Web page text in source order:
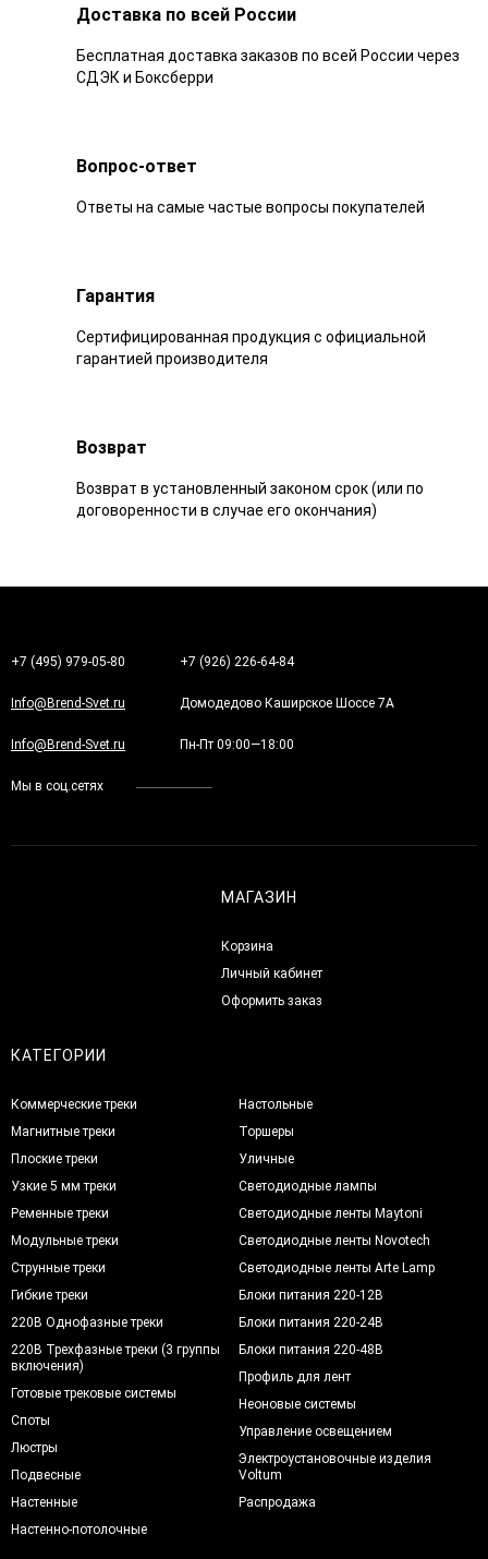
Доставка по всей России
Бесплатная доставка заказов по всей России через
СДЭК и Боксберри
Вопрос-ответ
Ответы на самые частые вопросы покупателей
Гарантия
Сертифицированная продукция с официальной
гарантией производителя
Возврат
Возврат в установленный законом срок (или по
договоренности в случае его окончания)
+7 (495) 979-05-80 +7 (926) 226-64-84
Info@Brend-Svet.ru Домодедово Каширское Шоссе 7А
Info@Brend-Svet.ru Пн-Пт 09:00—18:00
Мы в соц.сетях
МАГАЗИН
Корзина
Личный кабинет
Оформить заказ
КАТЕГОРИИ
Коммерческие треки
Магнитные треки
Плоские треки
Узкие 5 мм треки
Ременные треки
Модульные треки
Струнные треки
Гибкие треки
220В Однофазные треки
220В Трехфазные треки (3 группы
включения)
Готовые трековые системы
Споты
Люстры
Подвесные
Настенные
Настенно-потолочные
Настольные
Торшеры
Уличные
Светодиодные лампы
Светодиодные ленты Maytoni
Светодиодные ленты Novotech
Светодиодные ленты Arte Lamp
Блоки питания 220-12В
Блоки питания 220-24В
Блоки питания 220-48В
Профиль для лент
Неоновые системы
Управление освещением
Электроустановочные изделия
Voltum
Распродажа